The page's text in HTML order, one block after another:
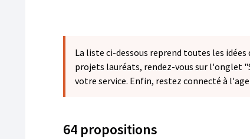
La liste ci-dessous reprend toutes les
projets lauréats, rendez-vous sur l'onglet
votre service. Enfin, restez connecté à
64 propositions